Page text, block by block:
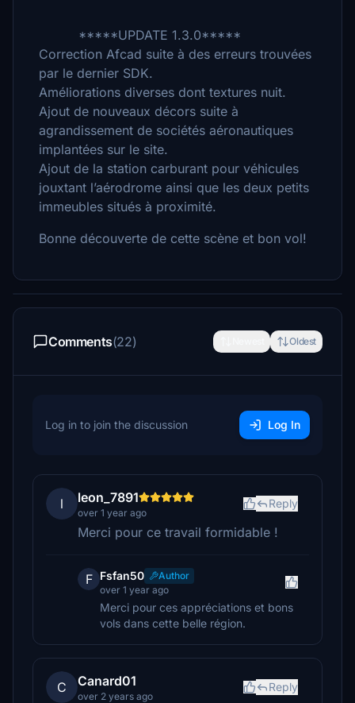
*****UPDATE 1.3.0*****
Correction Afcad suite à des erreurs trouvées
par le dernier SDK.
Améliorations diverses dont textures nuit.
Ajout de nouveaux décors suite à
agrandissement de sociétés aéronautiques
implantées sur le site.
Ajout de la station carburant pour véhicules
jouxtant l’aérodrome ainsi que les deux petits
immeubles situés à proximité.
Bonne découverte de cette scène et bon vol!
Comments(22) Oldest
Log in to join the discussion Log In
l leon_7891
over 1 year ago
Reply
Merci pour ce travail formidable !
F Fsfan50
Author
over 1 year ago
Merci pour ces appréciations et bons
vols dans cette belle région.
C Canard01
over 2 years ago
Reply